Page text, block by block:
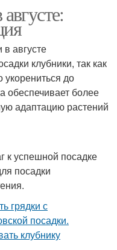
августе
клубники, так как
до
обеспечивает более
адаптацию растений
к успешной посадке
посадки